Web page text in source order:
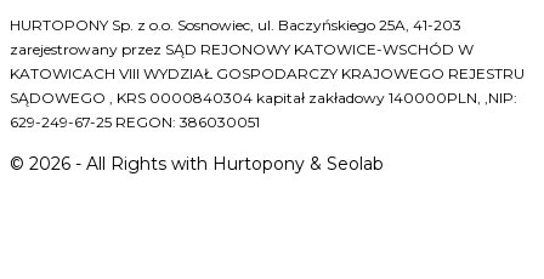
HURTOPONY Sp. z o.o. Sosnowiec, ul. Baczyńskiego 25A, 41-203
zarejestrowany przez SĄD REJONOWY KATOWICE-WSCHÓD W
KATOWICACH VIII WYDZIAŁ GOSPODARCZY KRAJOWEGO REJESTRU
SĄDOWEGO , KRS 0000840304 kapitał zakładowy 140000PLN, ,NIP:
629-249-67-25 REGON: 386030051
© 2026 - All Rights with Hurtopony & Seolab